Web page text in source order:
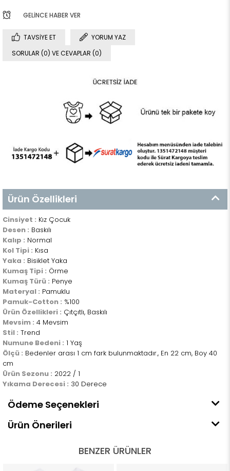
GELINCE HABER VER
TAVSIYE ET
YORUM YAZ
SORULAR (0) VE CEVAPLAR (0)
Ürün Özellikleri
Cinsiyet : Kız Çocuk
Desen : Baskılı
Kalıp : Normal
Kol Tipi : Kısa
Yaka : Bisiklet Yaka
Kumaş Tipi : Örme
Kumaş Türü : Penye
Materyal : Pamuklu
Pamuk-Cotton : %100
Ürün Özellikleri : Çıtçıtlı, Baskılı
Mevsim : 4 Mevsim
Stil : Trend
Numune Bedeni : 1 Yaş
Ölçü : Bedenler arası 1 cm fark bulunmaktadır., En 22 cm, Boy 40
cm
Ürün Sezonu : 2022 / 1
Yıkama Derecesi : 30 Derece
Ödeme Seçenekleri
Ürün Önerileri
BENZER ÜRÜNLER